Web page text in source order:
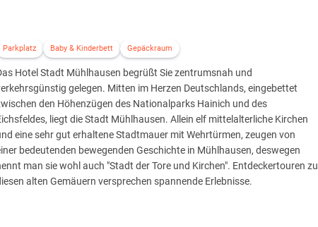
Parkplatz Baby & Kinderbett Gepäckraum
Hotel Stadt Mühlhausen begrüßt Sie zentrumsnah und
gelegen. Mitten im Herzen Deutschlands, eingebettet
den Höhenzügen des Nationalparks Hainich und des
liegt die Stadt Mühlhausen. Allein elf mittelalterliche Kirchen
eine sehr gut erhaltene Stadtmauer mit Wehrtürmen, zeugen von
bedeutenden bewegenden Geschichte in Mühlhausen, deswegen
man sie wohl auch "Stadt der Tore und Kirchen". Entdeckertouren zu
alten Gemäuern versprechen spannende Erlebnisse.